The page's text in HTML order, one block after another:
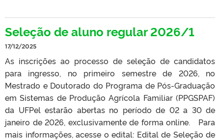
Seleção de aluno regular 2026/1
17/12/2025
As inscrições ao processo de seleção de candidatos
para ingresso, no primeiro semestre de 2026, no
Mestrado e Doutorado do Programa de Pós-Graduação
em Sistemas de Produção Agrícola Familiar (PPGSPAF)
da UFPel estarão abertas no período de 02 a 30 de
janeiro de 2026, exclusivamente de forma online. Para
mais informações, acesse o edital: Edital de Seleção de